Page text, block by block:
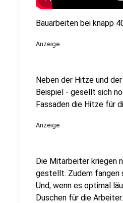
Bauarbeiten bei knapp
Anzeige
Neben der Hitze und
Beispiel - gesellt sich
Fassaden die Hitze für
Anzeige
Die Mitarbeiter kriegen
gestellt. Zudem fangen
Und, wenn es optimal
Duschen für die